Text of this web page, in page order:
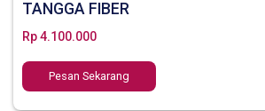
TANGGA FIBER
Rp4.100.000
Pesan Sekarang